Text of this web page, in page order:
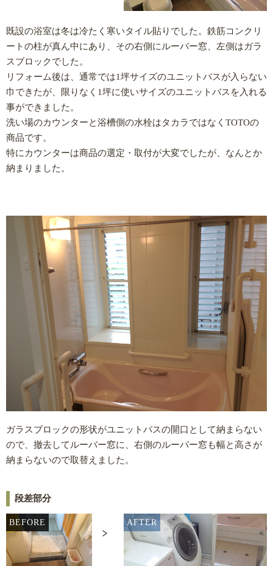
既設の浴室は冬は冷たく寒いタイル貼りでした。鉄筋コンクリ
ートの柱が真ん中にあり、その右側にルーバー窓、左側はガラ
スブロックでした。
リフォーム後は、通常では1坪サイズのユニットバスが入らない
巾できたが、限りなく1坪に使いサイズのユニットバスを入れる
事ができました。
洗い場のカウンターと浴槽側の水栓はタカラではなくTOTOの
商品です。
特にカウンターは商品の選定・取付が大変でしたが、なんとか
納まりました。
ガラスブロックの形状がユニットバスの開口として納まらない
ので、撤去してルーバー窓に、右側のルーバー窓も幅と高さが
納まらないので取替えました。
段差部分
BEFORE AFTER